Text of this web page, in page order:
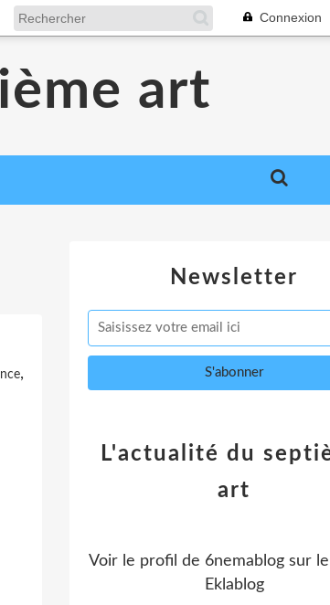
Connexion
art
,
Newsletter
L'actualité du
art
Voir le profil de 6nemablog sur
Eklablog